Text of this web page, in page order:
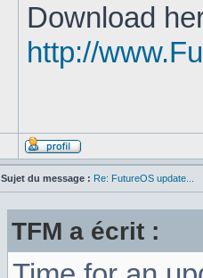
Download
http://
Sujet du message : Re: FutureOS update...
TFM a écrit :